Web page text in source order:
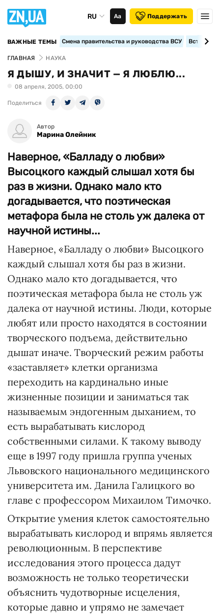
RU Аа Поддержать
ВАЖНЫЕ ТЕМЫ Смена правительства и руководства ВСУ
ГЛАВНАЯ НАУКА
Я ДЫШУ, И ЗНАЧИТ — Я ЛЮБЛЮ...
08 апреля, 2005, 00:00
Поделиться
Автор
Марина Олейник
Наверное, «Балладу о любви»
Высоцкого каждый слышал хотя бы
раз в жизни. Однако мало кто
догадывается, что поэтическая
метафора была не столь уж далека от
научной истины...
Наверное, «Балладу о любви» Высоцкого
каждый слышал хотя бы раз в жизни.
Однако мало кто догадывается, что
поэтическая метафора была не столь уж
далека от научной истины. Люди, которые
любят или просто находятся в состоянии
творческого подъема, действительно
дышат иначе. Творческий режим работы
«заставляет» клетки организма
переходить на кардинально иные
жизненные позиции и заниматься так
называемым эндогенным дыханием, то
есть вырабатывать кислород
собственными силами. К такому выводу
еще в 1997 году пришла группа ученых
Львовского национального медицинского
университета им. Данила Галицкого во
главе с профессором Михаилом Тимочко.
Открытие умения клеток самостоятельно
вырабатывать кислород и впрямь является
революционным. В перспективе
исследования этого процесса дадут
возможность не только теоретически
объяснить чудотворные исцеления,
которые давно и упрямо не замечает